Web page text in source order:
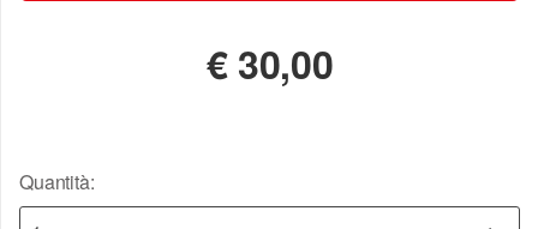
€30,00
Quantità: